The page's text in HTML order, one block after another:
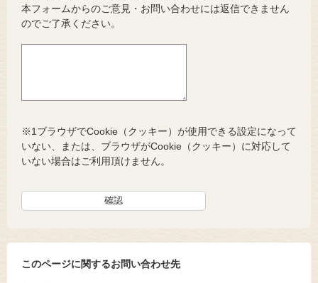
本フォームからのご意見・お問い合わせには返信できません
のでご了承ください。
※1ブラウザでCookie（クッキー）が使用できる設定になって
いない、または、ブラウザがCookie（クッキー）に対応して
いない場合はご利用頂けません。
このページに関するお問い合わせ先